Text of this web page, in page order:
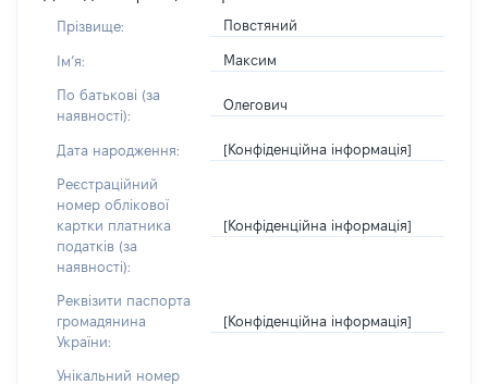
Прізвище: Повстяний
Імʼя: Максим
По батькові (за
наявності):
Олегович
Дата народження: [Конфіденційна інформація]
Реєстраційний
номер облікової
картки платника
податків (за
наявності):
[Конфіденційна інформація]
Реквізити паспорта
громадянина
України:
[Конфіденційна інформація]
Унікальний номер